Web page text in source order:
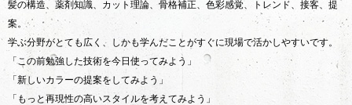
髪の構造、薬剤知識、カット理論、骨格補正、色彩感覚、トレンド、接客、提
案。
学ぶ分野がとても広く、しかも学んだことがすぐに現場で活かしやすいです。
「この前勉強した技術を今日使ってみよう」
「新しいカラーの提案をしてみよう」
「もっと再現性の高いスタイルを考えてみよう」